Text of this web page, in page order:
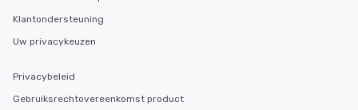
You Like Along with flexible
scheduling, Lip Smacking Foodie
durations. Our shortest tour is about
hours, with optional add-ons and
Klantondersteuning
Uw privacykeuzen
Privacybeleid
Gebruiksrechtovereenkomst product